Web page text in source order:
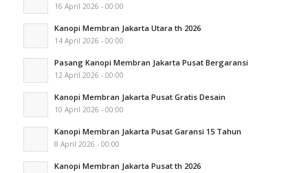
16 April 2026 - 00:00
Kanopi Membran Jakarta Utara th 2026
14 April 2026 - 00:00
Pasang Kanopi Membran Jakarta Pusat Bergaransi
12 April 2026 - 00:00
Kanopi Membran Jakarta Pusat Gratis Desain
10 April 2026 - 00:00
Kanopi Membran Jakarta Pusat Garansi 15 Tahun
8 April 2026 - 00:00
Kanopi Membran Jakarta Pusat th 2026